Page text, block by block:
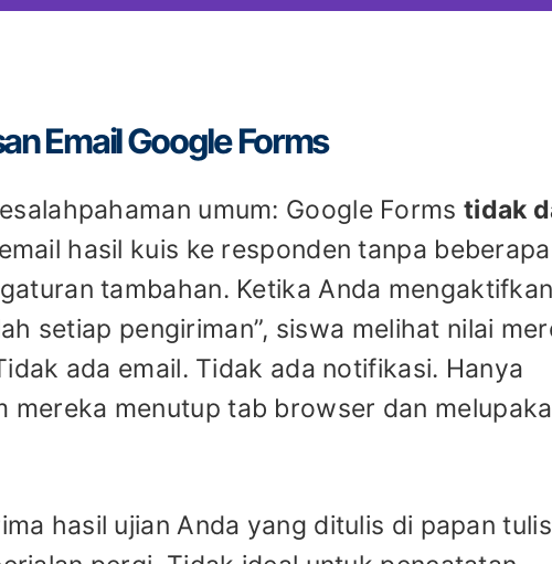
Email Google Forms
umum: Google Forms tidak
hasil kuis ke responden tanpa beberapa
tambahan. Ketika Anda mengaktifkan
setiap pengiriman”, siswa melihat nilai
ada email. Tidak ada notifikasi. Hanya
mereka menutup tab browser dan
hasil ujian Anda yang ditulis di papan tulis